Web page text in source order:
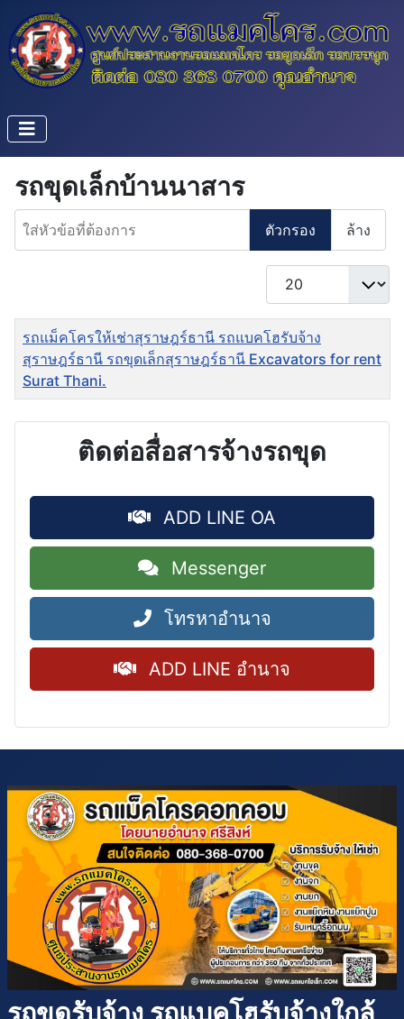
รถขุดเล็กบ้านนาสาร
ใส่หัวข้อที่ต้องการ
ตัวกรอง ล้าง
แสดง #
ชื่อ
รถแม็คโครให้เช่าสุราษฎร์ธานี รถแบคโฮรับจ้าง
สุราษฎร์ธานี รถขุดเล็กสุราษฎร์ธานี Excavators for rent
Surat Thani.
ติดต่อสื่อสารจ้างรถขุด
ADD LINE OA
Messenger
โทรหาอำนาจ
ADD LINE อำนาจ
รถขุดรับจ้าง รถแบคโฮรับจ้างใกล้